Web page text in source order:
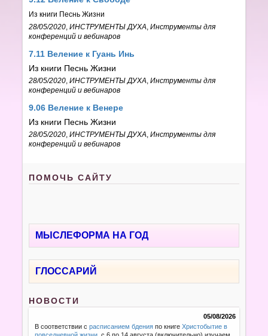
Из книги Песнь Жизни
28/05/2020 ,ИНСТРУМЕНТЫ ДУХА ,Инструменты для
конференций и вебинаров
7.11 Веление к Гуань Инь
Из книги Песнь Жизни
28/05/2020 ,ИНСТРУМЕНТЫ ДУХА ,Инструменты для
конференций и вебинаров
9.06 Веление к Венере
Из книги Песнь Жизни
28/05/2020 ,ИНСТРУМЕНТЫ ДУХА ,Инструменты для
конференций и вебинаров
ПОМОЧЬ САЙТУ
МЫСЛЕФОРМА НА ГОД
ГЛОССАРИЙ
НОВОСТИ
05/08/2026
В соответствии срасписанием бдения по книгеХристобытие в
повседневной жизни , с 6 по 14 августа (включительно) изучаем